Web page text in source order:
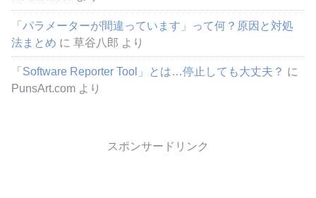
「パラメーターが間違っています」って何？原因と対処
法まとめ に草谷八郎 より
「Software Reporter Tool」とは…停止しても大丈夫？ に
PunsArt.com より
スポンサードリンク